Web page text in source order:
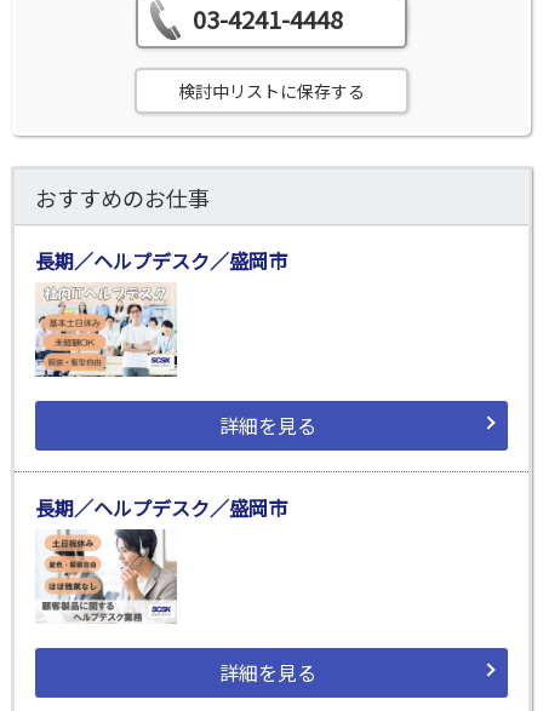
03-4241-4448
検討中リストに保存する
おすすめのお仕事
長期／ヘルプデスク／盛岡市
詳細を見る
長期／ヘルプデスク／盛岡市
詳細を見る